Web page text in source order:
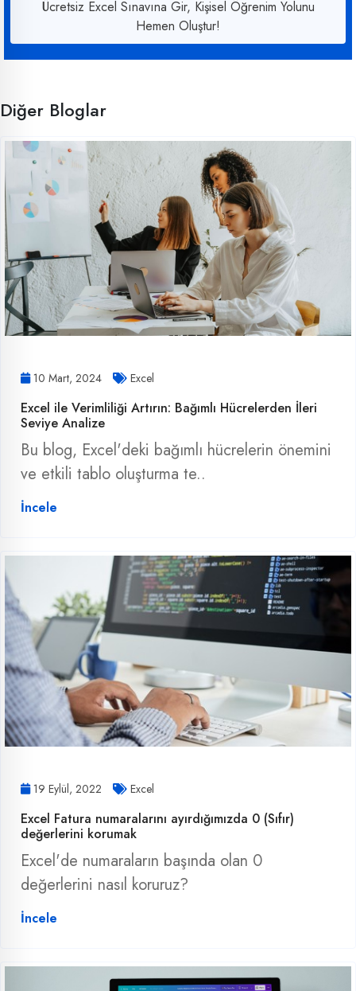
Ücretsiz Excel Sınavına Gir, Kişisel Öğrenim Yolunu
Hemen Oluştur!
Diğer Bloglar
10 Mart, 2024 Excel
Excel ile Verimliliği Artırın: Bağımlı Hücrelerden İleri
Seviye Analize
Bu blog, Excel'deki bağımlı hücrelerin önemini
ve etkili tablo oluşturma te..
İncele
19 Eylül, 2022 Excel
Excel Fatura numaralarını ayırdığımızda 0 (Sıfır)
değerlerini korumak
Excel'de numaraların başında olan 0
değerlerini nasıl koruruz?
İncele